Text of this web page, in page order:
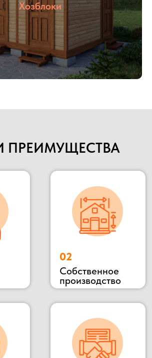
Хозблоки
ПРЕИМУЩЕСТВА
всегда открыто для
и партнеров, Вы
приехать в гости,
материалов и взглянуть на
изготовления.